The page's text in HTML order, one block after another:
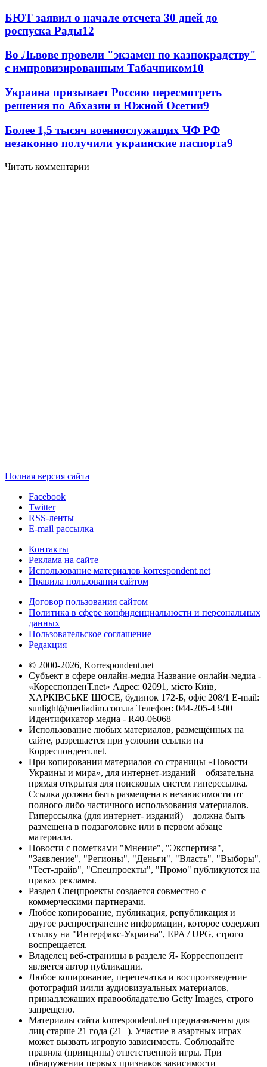
БЮТ заявил о начале отсчета 30 дней до
роспуска Рады12
Во Львове провели "экзамен по казнокрадству"
с импровизированным Табачником10
Украина призывает Россию пересмотреть
решения по Абхазии и Южной Осетии9
Более 1,5 тысяч военнослужащих ЧФ РФ
незаконно получили украинские паспорта9
Читать комментарии
Полная версия сайта
Facebook
Twitter
RSS-ленты
E-mail рассылка
Контакты
Реклама на сайте
Использование материалов korrespondent.net
Правила пользования сайтом
Договор пользования сайтом
Политика в сфере конфиденциальности и персональных
данных
Пользовательское соглашение
Редакция
© 2000-2026, Korrespondent.net
Субъект в сфере онлайн-медиа Название онлайн-медиа -
«КореспонденТ.net» Адрес: 02091, місто Київ,
ХАРКІВСЬКЕ ШОСЕ, будинок 172-Б, офіс 208/1 E-mail:
sunlight@mediadim.com.ua Телефон: 044-205-43-00
Идентификатор медиа - R40-06068
Использование любых материалов, размещённых на
сайте, разрешается при условии ссылки на
Корреспондент.net.
При копировании материалов со страницы «Новости
Украины и мира», для интернет-изданий – обязательна
прямая открытая для поисковых систем гиперссылка.
Ссылка должна быть размещена в независимости от
полного либо частичного использования материалов.
Гиперссылка (для интернет- изданий) – должна быть
размещена в подзаголовке или в первом абзаце
материала.
Новости с пометками "Мнение", "Экспертиза",
"Заявление", "Регионы", "Деньги", "Власть", "Выборы",
"Тест-драйв", "Спецпроекты", "Промо" публикуются на
правах рекламы.
Раздел Спецпроекты создается совместно с
коммерческими партнерами.
Любое копирование, публикация, републикация и
другое распространение информации, которое содержит
ссылку на "Интерфакс-Украина", EPA / UPG, строго
воспрещается.
Владелец веб-страницы в разделе Я- Корреспондент
является автор публикации.
Любое копирование, перепечатка и воспроизведение
фотографий и/или аудиовизуальных материалов,
принадлежащих правообладателю Getty Images, строго
запрещено.
Материалы сайта korrespondent.net предназначены для
лиц старше 21 года (21+). Участие в азартных играх
может вызвать игровую зависимость. Соблюдайте
правила (принципы) ответственной игры. При
обнаружении первых признаков зависимости